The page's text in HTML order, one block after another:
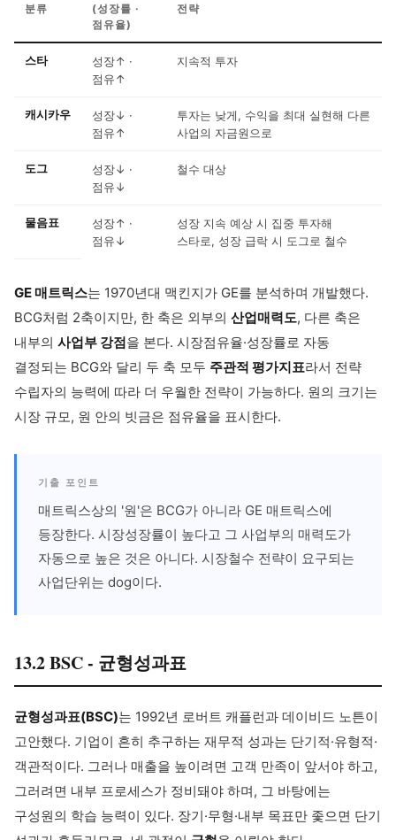
분류
(성장률 ·
점유율)
전략
스타
성장↑ ·
점유↑
지속적 투자
캐시카우
성장↓ ·
점유↑
투자는 낮게, 수익을 최대 실현해 다른
사업의 자금원으로
도그
성장↓ ·
점유↓
철수 대상
물음표
성장↑ ·
점유↓
성장 지속 예상 시 집중 투자해
스타로, 성장 급락 시 도그로 철수
GE 매트릭스는 1970년대 맥킨지가 GE를 분석하며 개발했다.
BCG처럼 2축이지만, 한 축은 외부의 산업매력도, 다른 축은
내부의 사업부 강점을 본다. 시장점유율·성장률로 자동
결정되는 BCG와 달리 두 축 모두 주관적 평가지표라서 전략
수립자의 능력에 따라 더 우월한 전략이 가능하다. 원의 크기는
시장 규모, 원 안의 빗금은 점유율을 표시한다.
기출 포인트
매트릭스상의 '원'은 BCG가 아니라 GE 매트릭스에
등장한다. 시장성장률이 높다고 그 사업부의 매력도가
자동으로 높은 것은 아니다. 시장철수 전략이 요구되는
사업단위는 dog이다.
13.2 BSC - 균형성과표
균형성과표(BSC)는 1992년 로버트 캐플런과 데이비드 노튼이
고안했다. 기업이 흔히 추구하는 재무적 성과는 단기적·유형적·
객관적이다. 그러나 매출을 높이려면 고객 만족이 앞서야 하고,
그러려면 내부 프로세스가 정비돼야 하며, 그 바탕에는
구성원의 학습 능력이 있다. 장기·무형·내부 목표만 좇으면 단기